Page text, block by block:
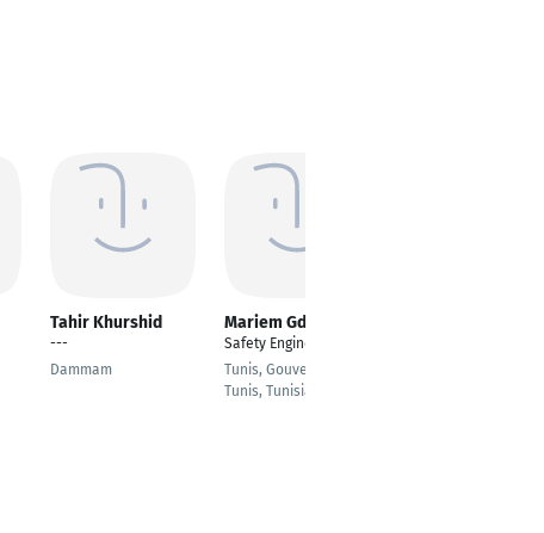
Tahir Khurshid
---
Dammam
Mariem Gdaiem
Safety Engineer
Tunis, Gouvernorat de
Tunis, Tunisia